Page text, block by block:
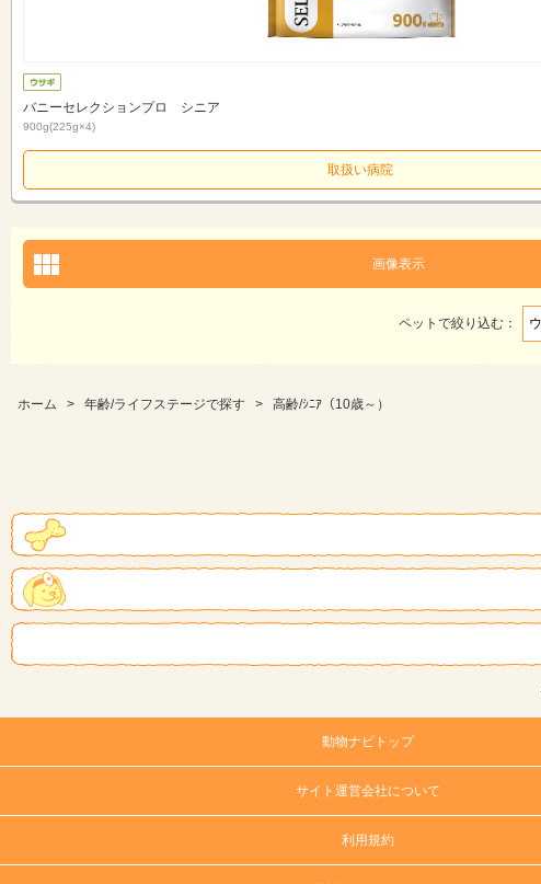
バニーセレクションプロ シニア
900g(225g×4)
取扱い病院
画像表示
ペットで絞り込む：
ホーム > 年齢/ライフステージで探す >
高齢/ｼﾆｱ（10歳～）
動物ナビトップ
サイト運営会社について
利用規約